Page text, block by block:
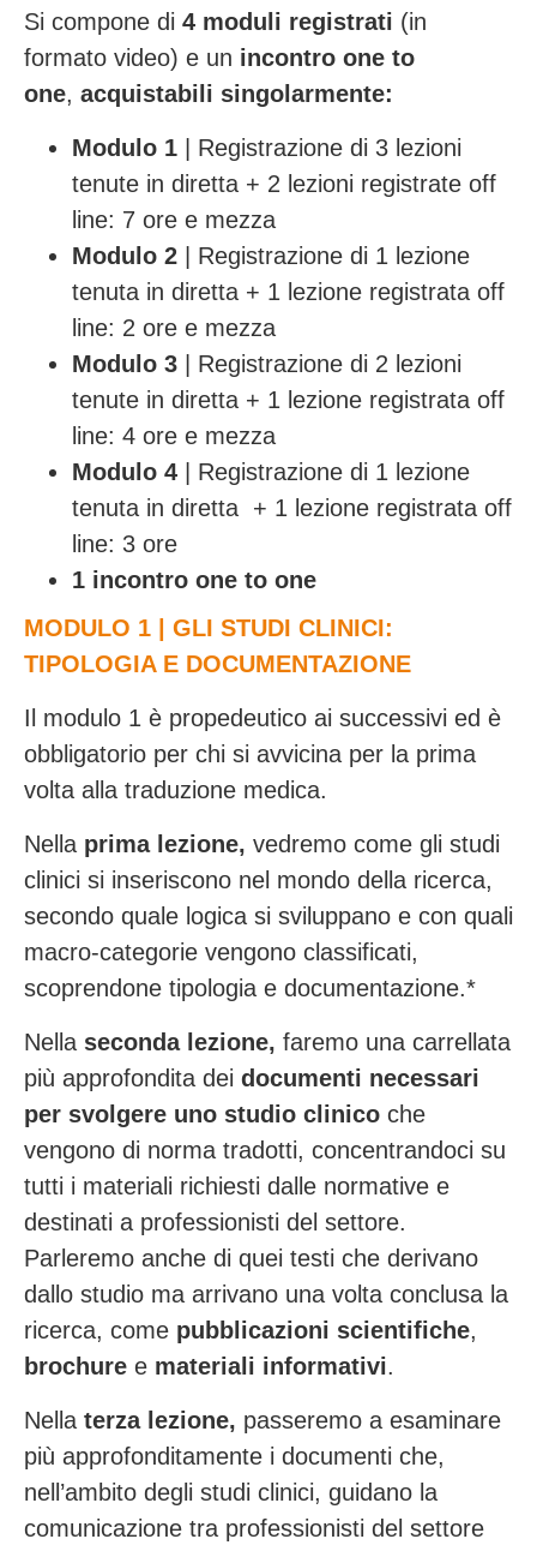
Si compone di 4 moduli registrati (in
formato video) e un incontro one to
one, acquistabili singolarmente:
Modulo 1
| Registrazione di 3 lezioni
tenute in diretta + 2 lezioni registrate off
line: 7 ore e mezza
Modulo 2 | Registrazione di 1 lezione
tenuta in diretta + 1 lezione registrata off
line: 2 ore e mezza
Modulo 3 | Registrazione di 2 lezioni
tenute in diretta + 1 lezione registrata off
line: 4 ore e mezza
Modulo 4
| Registrazione di 1 lezione
tenuta in diretta + 1 lezione registrata off
line: 3 ore
1 incontro one to one
MODULO 1 | GLI STUDI CLINICI:
TIPOLOGIA E DOCUMENTAZIONE
Il modulo 1 è propedeutico ai successivi ed è
obbligatorio per chi si avvicina per la prima
volta alla traduzione medica.
Nella prima lezione, vedremo come gli studi
clinici si inseriscono nel mondo della ricerca,
secondo quale logica si sviluppano e con quali
macro-categorie vengono classificati,
scoprendone tipologia e documentazione.*
Nella seconda lezione, faremo una carrellata
più approfondita dei documenti necessari
per svolgere uno studio clinico che
vengono di norma tradotti, concentrandoci su
tutti i materiali richiesti dalle normative e
destinati a professionisti del settore.
Parleremo anche di quei testi che derivano
dallo studio ma arrivano una volta conclusa la
ricerca, come pubblicazioni scientifiche,
brochure e materiali informativi.
Nella terza lezione, passeremo a esaminare
più approfonditamente i documenti che,
nell’ambito degli studi clinici, guidano la
comunicazione tra professionisti del settore